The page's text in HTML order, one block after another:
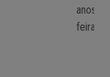
anos.
feiras!